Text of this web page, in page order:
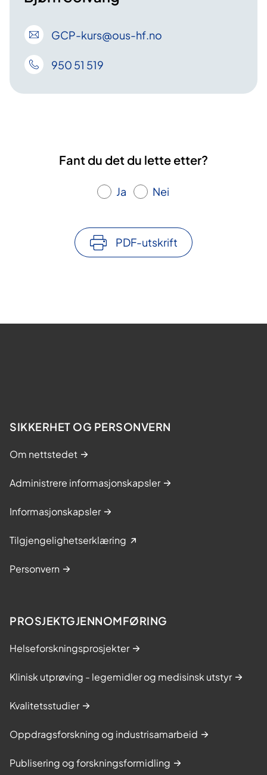
GCP-kurs@ous-hf.no
950 51 519
Fant du det du lette etter?
Ja Nei
PDF-utskrift
SIKKERHET OG PERSONVERN
Om nettstedet
Administrere informasjonskapsler
Informasjonskapsler
Tilgjengelighetserklæring
Personvern
PROSJEKTGJENNOMFØRING
Helseforskningsprosjekter
Klinisk utprøving - legemidler og medisinsk utstyr
Kvalitetsstudier
Oppdragsforskning og industrisamarbeid
Publisering og forskningsformidling